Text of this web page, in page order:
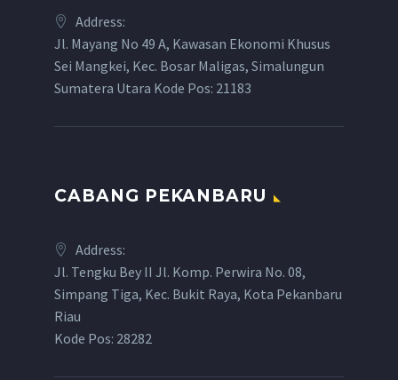
Address:
Jl. Mayang No 49 A, Kawasan Ekonomi Khusus
Sei Mangkei, Kec. Bosar Maligas, Simalungun
Sumatera Utara Kode Pos: 21183
CABANG PEKANBARU
Address:
Jl. Tengku Bey II Jl. Komp. Perwira No. 08,
Simpang Tiga, Kec. Bukit Raya, Kota Pekanbaru
Riau
Kode Pos: 28282